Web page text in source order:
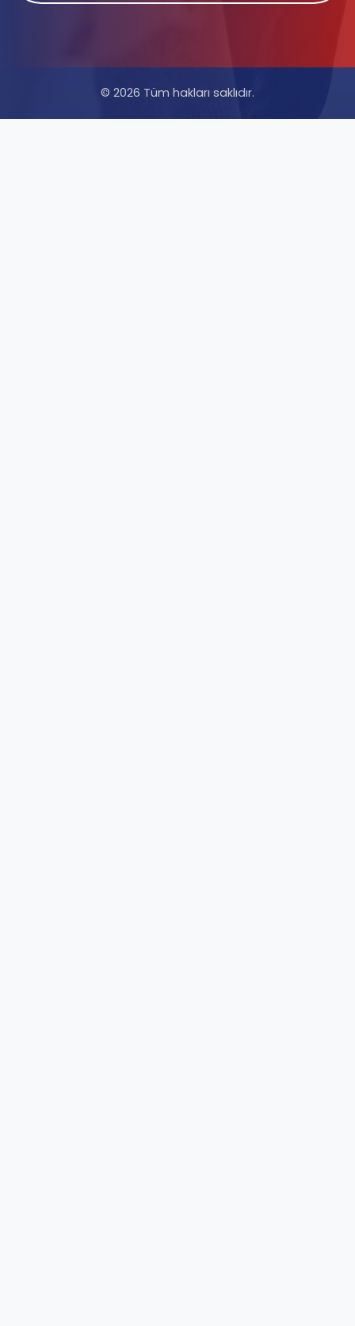
© 2026 Tüm hakları saklıdır.